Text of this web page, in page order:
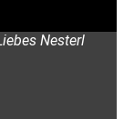
Nesterl